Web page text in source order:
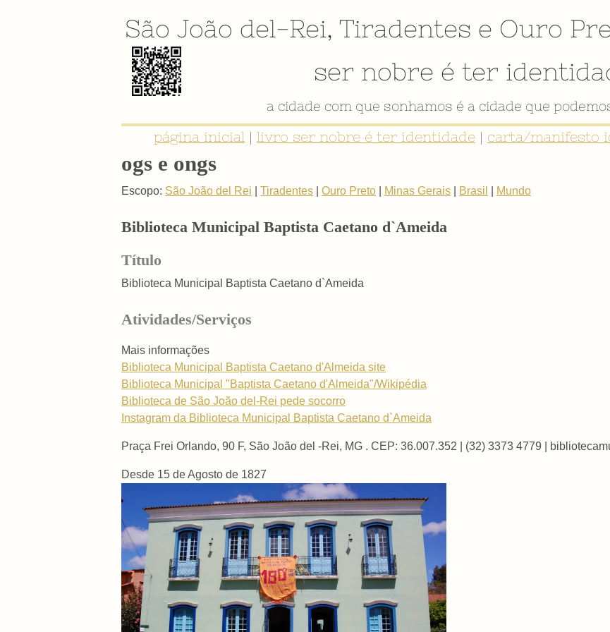
São João del-Rei, Tiradentes e Ouro
ser nobre é ter
a cidade com que sonhamos é a cidade que
página inicial | livro ser nobre é ter identidade | carta/manifesto
ogs e ongs
Escopo: São João del Rei Tiradentes Ouro Preto Minas Gerais Brasil Mundo
Biblioteca Municipal Baptista Caetano d`Ameida
Título
Biblioteca Municipal Baptista Caetano d`Ameida
Atividades/Serviços
Mais informações
Biblioteca Municipal Baptista Caetano d'Almeida site
Biblioteca Municipal "Baptista Caetano d'Almeida"/Wikipédia
Biblioteca de São João del-Rei pede socorro
Instagram da Biblioteca Municipal Baptista Caetano d`Ameida
Praça Frei Orlando, 90 F, São João del -Rei, MG . CEP: 36.007.352 | (32) 3373 4779 |
Desde 15 de Agosto de 1827